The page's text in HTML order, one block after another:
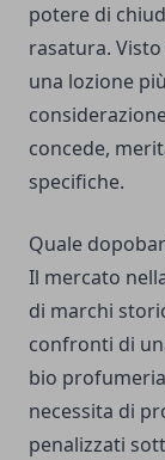
potere di
rasatura.
una lozione
concede,
specifiche.
Quale
Il mercato
di marchi
confronti di
bio
necessita di
penalizzati